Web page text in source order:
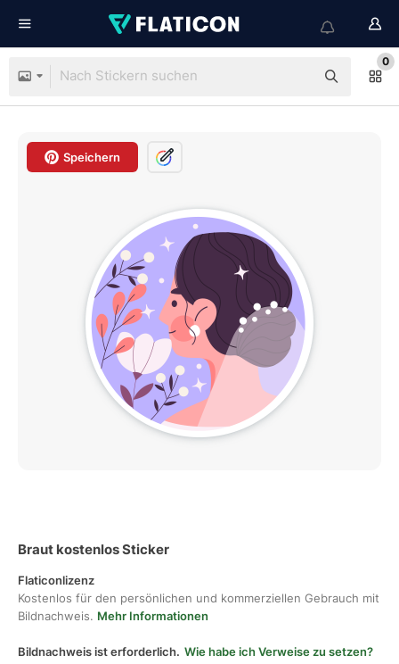
0
Speichern
Braut kostenlos Sticker
Flaticonlizenz
Kostenlos für den persönlichen und kommerziellen Gebrauch mit
Bildnachweis. Mehr Informationen
Bildnachweis ist erforderlich. Wie habe ich Verweise zu setzen?